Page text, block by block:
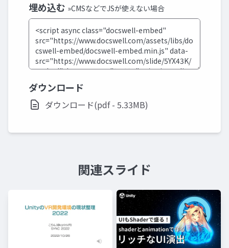
埋め込む »CMSなどでJSが使えない場合
ダウンロード
ダウンロード(pdf - 5.33MB)
関連スライド